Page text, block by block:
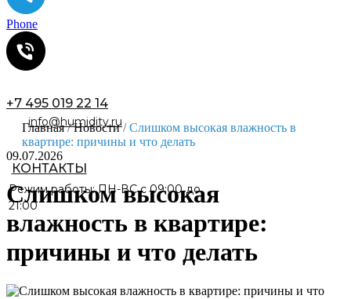
+7 495 019 22 14
Режим работы: ПН-ВС с 09:00 до
21:00
Phone
Главная / Новости/ Слишком высокая влажность в
квартире: причины и что делать
09.07.2026
Слишком высокая
влажность в квартире:
причины и что делать